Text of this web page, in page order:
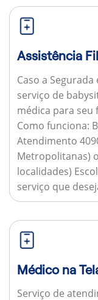
Assistência
Caso a
serviço de
médica para
Como funciona:
Atendimento
Metropolitanas)
localidades)
serviço que
Médico na
Serviço de